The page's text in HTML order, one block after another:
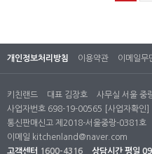
개인정보처리방침 이용약관 이메일무
키친랜드 대표 김장호
사무실 서울 중
사업자번호 698-19-00565
[사업자확인]
통신판매신고 제2018-서울중랑-0381호
이메일 kitchenland@naver.com
고객센터 1600-4316 상담시간 평일